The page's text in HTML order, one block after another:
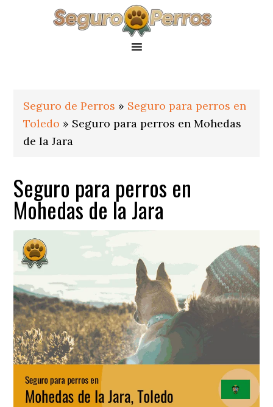
Seguro de Perros » Seguro para perros en
Toledo » Seguro para perros en Mohedas
de la Jara
Seguro para perros en
Mohedas de la Jara